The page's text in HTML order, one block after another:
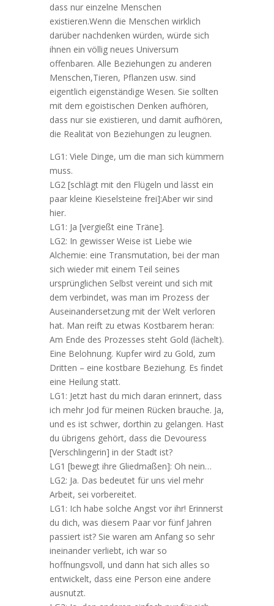
dass nur einzelne Menschen
existieren.Wenn die Menschen wirklich
darüber nachdenken würden, würde sich
ihnen ein völlig neues Universum
offenbaren. Alle Beziehungen zu anderen
Menschen,Tieren, Pflanzen usw. sind
eigentlich eigenständige Wesen. Sie sollten
mit dem egoistischen Denken aufhören,
dass nur sie existieren, und damit aufhören,
die Realität von Beziehungen zu leugnen.
LG1: Viele Dinge, um die man sich kümmern
muss.
LG2 [schlägt mit den Flügeln und lässt ein
paar kleine Kieselsteine frei]:Aber wir sind
hier.
LG1: Ja [vergießt eine Träne].
LG2: In gewisser Weise ist Liebe wie
Alchemie: eine Transmutation, bei der man
sich wieder mit einem Teil seines
ursprünglichen Selbst vereint und sich mit
dem verbindet, was man im Prozess der
Auseinandersetzung mit der Welt verloren
hat. Man reift zu etwas Kostbarem heran:
Am Ende des Prozesses steht Gold (lächelt).
Eine Belohnung. Kupfer wird zu Gold, zum
Dritten – eine kostbare Beziehung. Es findet
eine Heilung statt.
LG1: Jetzt hast du mich daran erinnert, dass
ich mehr Jod für meinen Rücken brauche. Ja,
und es ist schwer, dorthin zu gelangen. Hast
du übrigens gehört, dass die Devouress
[Verschlingerin] in der Stadt ist?
LG1 [bewegt ihre Gliedmaßen]: Oh nein…
LG2: Ja. Das bedeutet für uns viel mehr
Arbeit, sei vorbereitet.
LG1: Ich habe solche Angst vor ihr! Erinnerst
du dich, was diesem Paar vor fünf Jahren
passiert ist? Sie waren am Anfang so sehr
ineinander verliebt, ich war so
hoffnungsvoll, und dann hat sich alles so
entwickelt, dass eine Person eine andere
ausnutzt.